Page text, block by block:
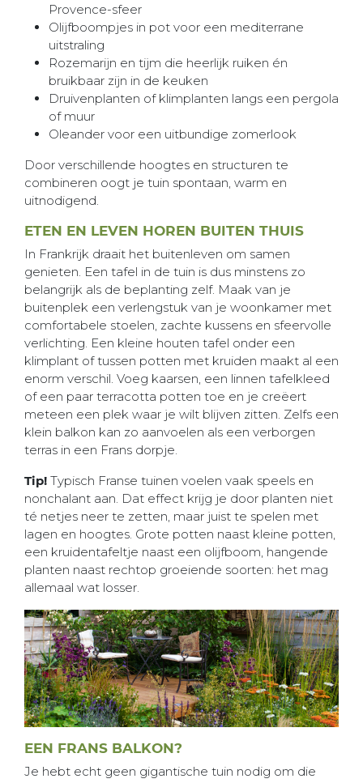
Provence-sfeer
Olijfboompjes in pot voor een mediterrane
uitstraling
Rozemarijn en tijm die heerlijk ruiken én
bruikbaar zijn in de keuken
Druivenplanten of klimplanten langs een pergola
of muur
Oleander voor een uitbundige zomerlook
Door verschillende hoogtes en structuren te
combineren oogt je tuin spontaan, warm en
uitnodigend.
ETEN EN LEVEN HOREN BUITEN THUIS
In Frankrijk draait het buitenleven om samen
genieten. Een tafel in de tuin is dus minstens zo
belangrijk als de beplanting zelf. Maak van je
buitenplek een verlengstuk van je woonkamer met
comfortabele stoelen, zachte kussens en sfeervolle
verlichting. Een kleine houten tafel onder een
klimplant of tussen potten met kruiden maakt al een
enorm verschil. Voeg kaarsen, een linnen tafelkleed
of een paar terracotta potten toe en je creëert
meteen een plek waar je wilt blijven zitten. Zelfs een
klein balkon kan zo aanvoelen als een verborgen
terras in een Frans dorpje.
Tip! Typisch Franse tuinen voelen vaak speels en
nonchalant aan. Dat effect krijg je door planten niet
té netjes neer te zetten, maar juist te spelen met
lagen en hoogtes. Grote potten naast kleine potten,
een kruidentafeltje naast een olijfboom, hangende
planten naast rechtop groeiende soorten: het mag
allemaal wat losser.
EEN FRANS BALKON?
Je hebt echt geen gigantische tuin nodig om die